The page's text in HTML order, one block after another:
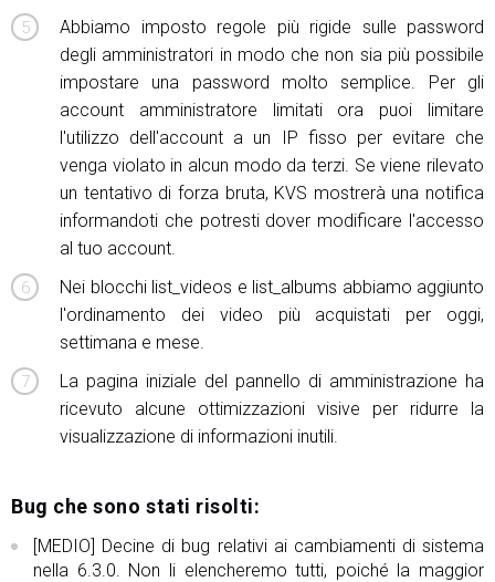
Abbiamo imposto regole più rigide sulle password
degli amministratori in modo che non sia più possibile
impostare una password molto semplice. Per gli
account amministratore limitati ora puoi limitare
l'utilizzo dell'account a un IP fisso per evitare che
venga violato in alcun modo da terzi. Se viene rilevato
un tentativo di forza bruta, KVS mostrerà una notifica
informandoti che potresti dover modificare l'accesso
al tuo account.
Nei blocchi list_videos e list_albums abbiamo aggiunto
l'ordinamento dei video più acquistati per oggi,
settimana e mese.
La pagina iniziale del pannello di amministrazione ha
ricevuto alcune ottimizzazioni visive per ridurre la
visualizzazione di informazioni inutili.
Bug che sono stati risolti:
[MEDIO] Decine di bug relativi ai cambiamenti di sistema
nella 6.3.0. Non li elencheremo tutti, poiché la maggior